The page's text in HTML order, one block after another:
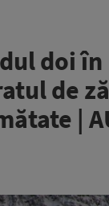
doi
de
|